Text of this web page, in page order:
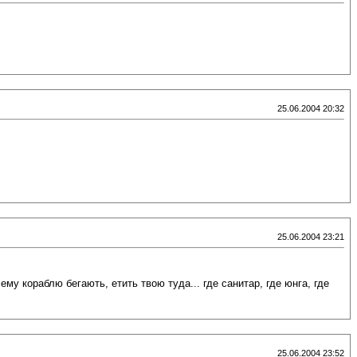
25.06.2004 20:32
25.06.2004 23:21
кораблю бегають, етить твою туда... где санитар, где юнга, где
25.06.2004 23:52